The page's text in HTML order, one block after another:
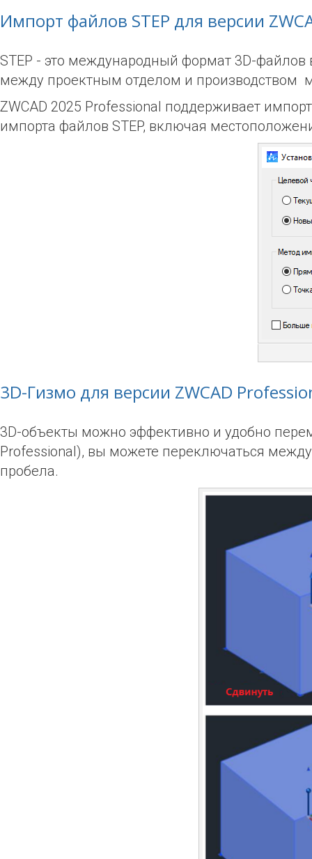
Импорт файлов STEP для версии
STEP - это международный формат 3D-
между проектным отделом и производством
ZWCAD 2025 Professional поддерживает
импорта файлов STEP, включая
3D-Гизмо для версии ZWCAD
3D-объекты можно эффективно и удобно
Professional), вы можете переключаться
пробела.